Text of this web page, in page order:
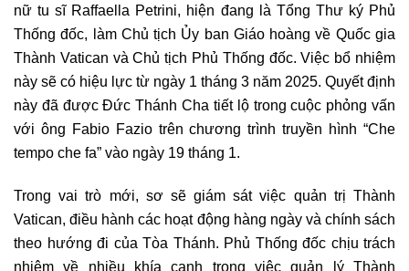
nữ tu sĩ Raffaella Petrini, hiện đang là Tổng Thư ký Phủ
Thống đốc, làm Chủ tịch Ủy ban Giáo hoàng về Quốc gia
Thành Vatican và Chủ tịch Phủ Thống đốc. Việc bổ nhiệm
này sẽ có hiệu lực từ ngày 1 tháng 3 năm 2025. Quyết định
này đã được Đức Thánh Cha tiết lộ trong cuộc phỏng vấn
với ông Fabio Fazio trên chương trình truyền hình “Che
tempo che fa” vào ngày 19 tháng 1.
Trong vai trò mới, sơ sẽ giám sát việc quản trị Thành
Vatican, điều hành các hoạt động hàng ngày và chính sách
theo hướng đi của Tòa Thánh. Phủ Thống đốc chịu trách
nhiệm về nhiều khía cạnh trong việc quản lý Thành